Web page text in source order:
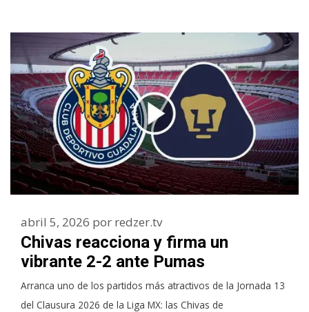
Chivas reacciona y firma un
vibrante 2-2 ante Pumas
abril 5, 2026 por redzer.tv
Arranca uno de los partidos más atractivos de la Jornada 13
del Clausura 2026 de la Liga MX: las Chivas de